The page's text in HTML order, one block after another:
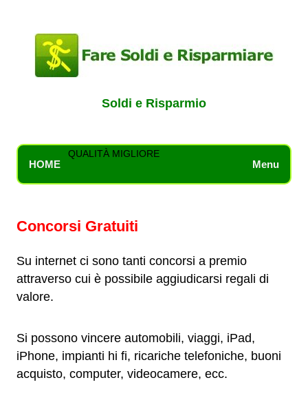
Soldi e Risparmio
HOME
QUALITÀ MIGLIORE
Menu
Concorsi Gratuiti
Su internet ci sono tanti concorsi a premio
attraverso cui è possibile aggiudicarsi regali di
valore.
Si possono vincere automobili, viaggi, iPad,
iPhone, impianti hi fi, ricariche telefoniche, buoni
acquisto, computer, videocamere, ecc.